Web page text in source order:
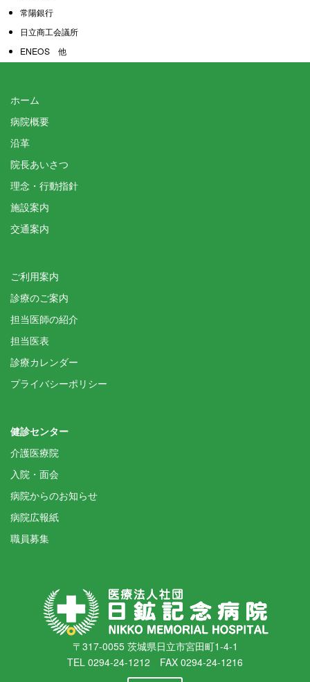
常陽銀行
日立商工会議所
ENEOS 他
ホーム
病院概要
沿革
院長あいさつ
理念・行動指針
施設案内
交通案内
ご利用案内
診療のご案内
担当医師の紹介
担当医表
診療カレンダー
プライバシーポリシー
健診センター
介護医療院
入院・面会
病院からのお知らせ
病院広報紙
職員募集
〒317-0055 茨城県日立市宮田町1-4-1
TEL 0294-24-1212 FAX 0294-24-1216